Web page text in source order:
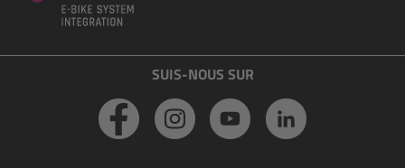
SUIS-NOUS SUR